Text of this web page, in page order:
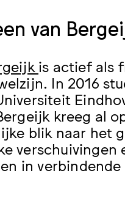
van
is actief als
In 2016
kreeg al
blik naar het
in